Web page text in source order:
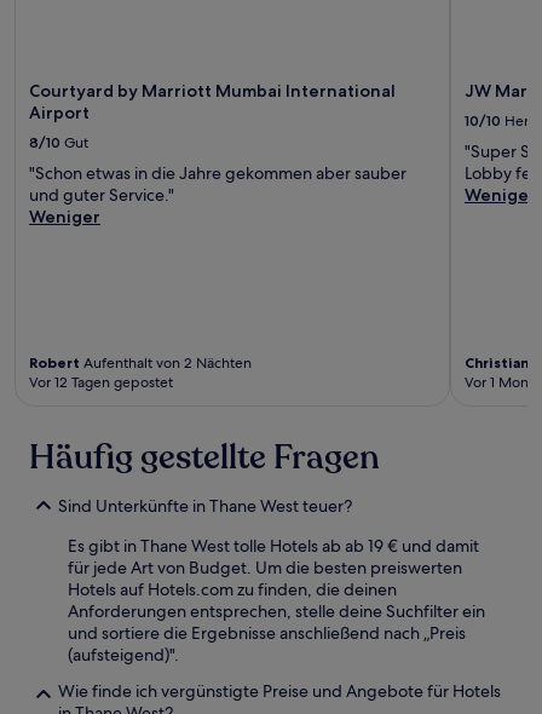
Courtyard by Marriott Mumbai International
Airport
8/10 Gut
"Schon etwas in die Jahre gekommen aber sauber
und guter Service."
Weniger
Robert Aufenthalt von 2 Nächten
Vor 12 Tagen gepostet
JW
10/10
"Super
Lobby
Weniger
Christian
Vor 1
Häufig gestellte Fragen
Sind Unterkünfte in Thane West teuer?
Es gibt in Thane West tolle Hotels ab ab 19 € und damit
für jede Art von Budget. Um die besten preiswerten
Hotels auf Hotels.com zu finden, die deinen
Anforderungen entsprechen, stelle deine Suchfilter ein
und sortiere die Ergebnisse anschließend nach „Preis
(aufsteigend)".
Wie finde ich vergünstigte Preise und Angebote für Hotels